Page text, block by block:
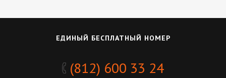
ЕДИНЫЙ БЕСПЛАТНЫЙ НОМЕР
(812) 600 33 24